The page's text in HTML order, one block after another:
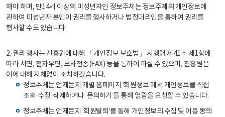
해야 하며, 만14세 이상의 미성년자인 정보주체는 정보주체의 개인정보에
관하여 미성년자 본인이 권리를 행사하거나 법정대리인을 통하여 권리를
행사할 수도 있습니다.
2. 권리 행사는 진흥원에 대해 「개인정보 보호법」 시행령 제41조 제1항에
따라 서면, 전자우편, 모사전송(FAX) 등을 통하여 하실 수 있으며, 진흥원은
이에 대해 지체없이 조치하겠습니다.
정보주체는 언제든지 개별 홈페이지 ‘회원정보’에서 개인정보를 직접
조회·수정·삭제하거나 ‘문의하기’를 통해 열람을 요청할 수 있습니다.
정보주체는 언제든지 ‘회원탈퇴’를 통해 개인정보의 수집 및 이용 동의